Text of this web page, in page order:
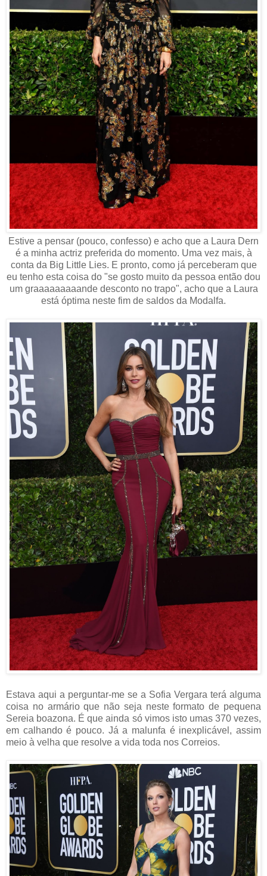
Estive a pensar (pouco, confesso) e acho que a Laura Dern
é a minha actriz preferida do momento. Uma vez mais, à
conta da Big Little Lies. E pronto, como já perceberam que
eu tenho esta coisa do "se gosto muito da pessoa então dou
um graaaaaaaaande desconto no trapo", acho que a Laura
está óptima neste fim de saldos da Modalfa.
Estava aqui a perguntar-me se a Sofia Vergara terá alguma
coisa no armário que não seja neste formato de pequena
Sereia boazona. É que ainda só vimos isto umas 370 vezes,
em calhando é pouco. Já a malunfa é inexplicável, assim
meio à velha que resolve a vida toda nos Correios.